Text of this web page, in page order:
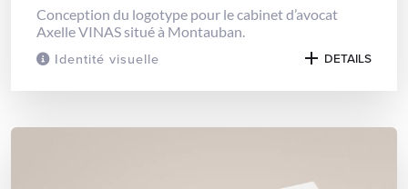
Identité visuelle
Conception du logotype pour le cabinet d’avocat
Axelle VINAS situé à Montauban.
DETAILS